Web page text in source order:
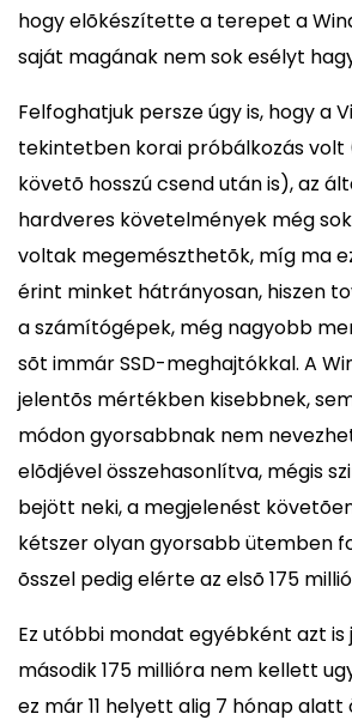
hogy elõkészítette a terepet a
saját magának nem sok esélyt
Felfoghatjuk persze úgy is, hogy a
tekintetben korai próbálkozás volt
követõ hosszú csend után is), az
hardveres követelmények még
voltak megemészthetõk, míg ma
érint minket hátrányosan, hiszen
a számítógépek, még nagyobb
sõt immár SSD-meghajtókkal. A
jelentõs mértékben kisebbnek,
módon gyorsabbnak nem
elõdjével összehasonlítva, mégis
bejött neki, a megjelenést
kétszer olyan gyorsabb ütemben
õsszel pedig elérte az elsõ 175
Ez utóbbi mondat egyébként azt is
második 175 millióra nem kellett
ez már 11 helyett alig 7 hónap alatt